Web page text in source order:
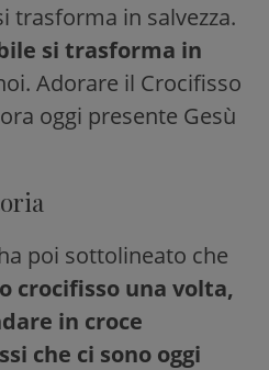
trasforma in salvezza.
si trasforma in
Adorare il Crocifisso
oggi presente Gesù
poi sottolineato che
crocifisso una volta,
in croce
che ci sono oggi